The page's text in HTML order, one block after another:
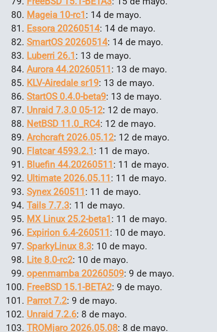
Mageia 10-rc1 : 14 de mayo.
Essora 20260514: 14 de mayo.
SmartOS 20260514: 14 de mayo.
Luberri 26.1 : 13 de mayo.
Aurora 44.20260511 : 13 de mayo.
KLV-Airedale sr19: 13 de mayo.
StartOS 0.4.0-beta9: 13 de mayo.
Unraid 7.3.0 05-12: 12 de mayo.
NetBSD 11.0_RC4: 12 de mayo.
Archcraft 2026.05.12: 12 de mayo.
Flatcar 4593.2.1 : 11 de mayo.
Bluefin 44.20260511 : 11 de mayo.
Ultimate 2026.05.11 : 11 de mayo.
Synex 260511 : 11 de mayo.
Tails 7.7.3: 11 de mayo.
MX Linux 25.2-beta1 : 11 de mayo.
Expirion 6.4-260511 : 10 de mayo.
SparkyLinux 8.3: 10 de mayo.
Lite 8.0-rc2: 10 de mayo.
openmamba 20260509: 9 de mayo.
FreeBSD 15.1-BETA2: 9 de mayo.
Parrot 7.2: 9 de mayo.
Unraid 7.2.6: 8 de mayo.
TROMjaro 2026.05.08: 8 de mayo.